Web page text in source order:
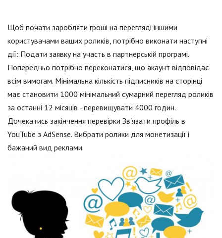
Щоб почати заробляти гроші на перегляді іншими
користувачами ваших роликів, потрібно виконати наступні
дії: Подати заявку на участь в партнерській програмі.
Попередньо потрібно переконатися, що акаунт відповідає
всім вимогам. Мінімальна кількість підписників на сторінці
має становити 1000 мінімальний сумарний перегляд роликів
за останні 12 місяців - перевищувати 4000 годин.
Дочекатись закінчення перевірки Зв'язати профіль в
YouTube з AdSense. Вибрати ролики для монетизації і
бажаний вид реклами.